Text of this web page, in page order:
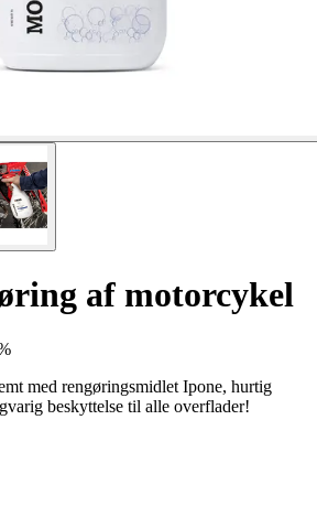
af motorcykel
med rengøringsmidlet Ipone, hurtig
beskyttelse til alle overflader!